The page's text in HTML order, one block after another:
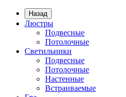
Назад
Люстры
Подвесные
Потолочные
Светильники
Подвесные
Потолочные
Настенные
Встраиваемые